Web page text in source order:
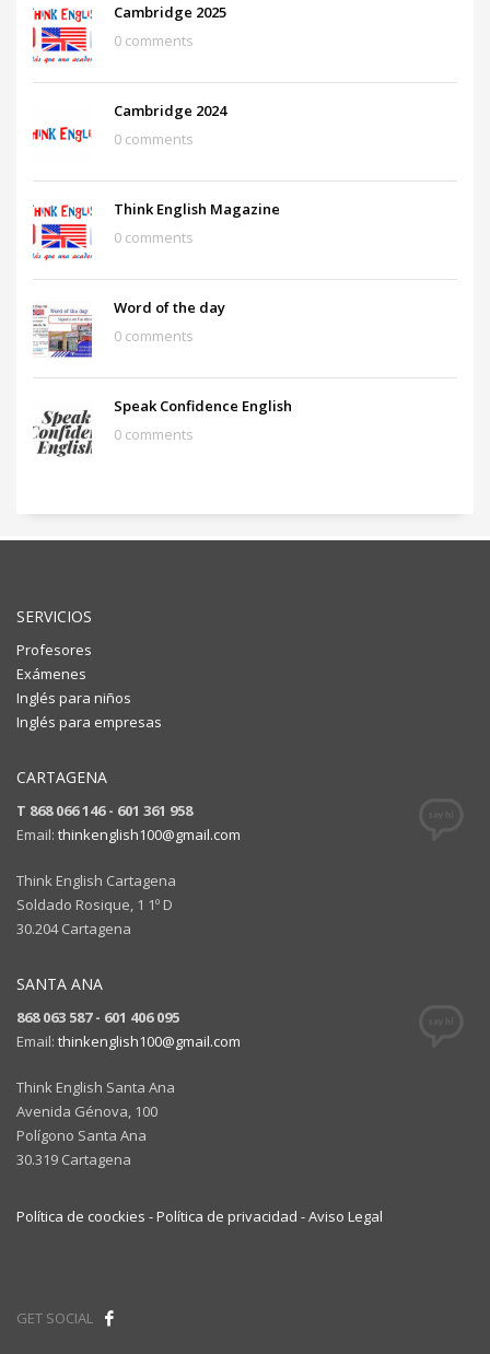
Cambridge 2025
0 comments
Cambridge 2024
0 comments
Think English Magazine
0 comments
Word of the day
0 comments
Speak Confidence English
0 comments
SERVICIOS
Profesores
Exámenes
Inglés para niños
Inglés para empresas
CARTAGENA
T 868 066 146 - 601 361 958
Email: thinkenglish100@gmail.com
Think English Cartagena
Soldado Rosique, 1 1º D
30.204 Cartagena
SANTA ANA
868 063 587 - 601 406 095
Email: thinkenglish100@gmail.com
Think English Santa Ana
Avenida Génova, 100
Polígono Santa Ana
30.319 Cartagena
Política de coockies -Política de privacidad -Aviso Legal
GET SOCIAL